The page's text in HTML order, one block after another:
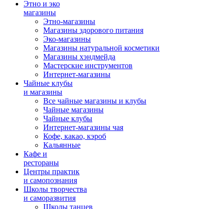
Этно и эко
магазины
Этно-магазины
Магазины здорового питания
Эко-магазины
Магазины натуральной косметики
Магазины хэндмейда
Мастерские инструментов
Интернет-магазины
Чайные клубы
и магазины
Все чайные магазины и клубы
Чайные магазины
Чайные клубы
Интернет-магазины чая
Кофе, какао, кэроб
Кальянные
Кафе и
рестораны
Центры практик
и самопознания
Школы творчества
и саморазвития
Школы танцев